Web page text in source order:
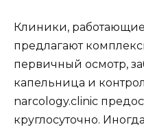
Клиники, работающие
предлагают
первичный осмотр,
капельница и
narcology.clinic
круглосуточно.